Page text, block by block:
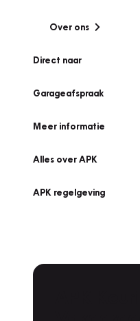
Over ons
Direct naar
Garageafspraak
Meer informatie
Alles over APK
APK regelgeving